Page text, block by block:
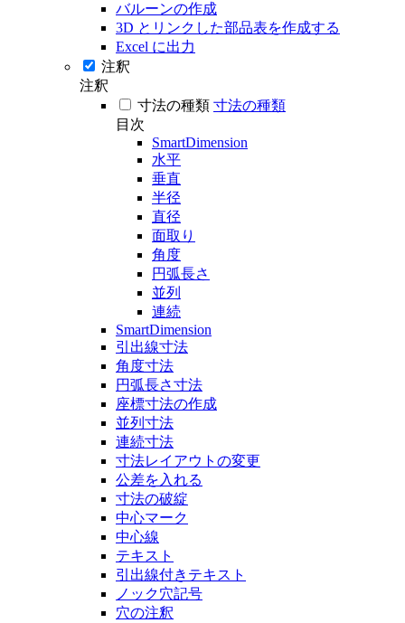
バルーンの作成
3D とリンクした部品表を作成する
Excel に出力
注釈
注釈
寸法の種類 寸法の種類
目次
SmartDimension
水平
垂直
半径
直径
面取り
角度
円弧長さ
並列
連続
SmartDimension
引出線寸法
角度寸法
円弧長さ寸法
座標寸法の作成
並列寸法
連続寸法
寸法レイアウトの変更
公差を入れる
寸法の破綻
中心マーク
中心線
テキスト
引出線付きテキスト
ノック穴記号
穴の注釈